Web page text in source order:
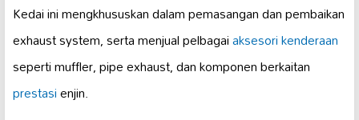
Kedai ini mengkhususkan dalam pemasangan dan pembaikan
exhaust system, serta menjual pelbagaiaksesori kenderaan
seperti muffler, pipe exhaust, dan komponen berkaitan
prestasienjin.